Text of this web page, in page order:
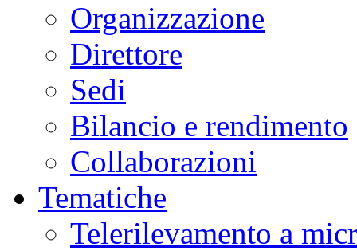
Organizzazione
Direttore
Sedi
Bilancio e rendimento
Collaborazioni
Tematiche
Telerilevamento a